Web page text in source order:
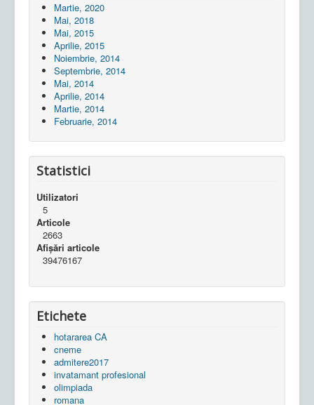
Martie, 2020
Mai, 2018
Mai, 2015
Aprilie, 2015
Noiembrie, 2014
Septembrie, 2014
Mai, 2014
Aprilie, 2014
Martie, 2014
Februarie, 2014
Statistici
Utilizatori
5
Articole
2663
Afișări articole
39476167
Etichete
hotararea CA
cneme
admitere2017
invatamant profesional
olimpiada
romana